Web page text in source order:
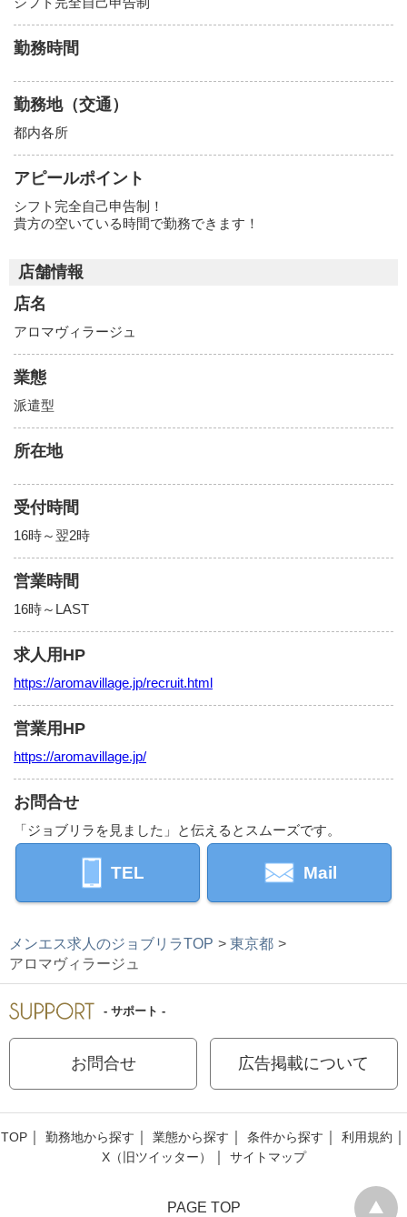
勤務時間
勤務地（交通）
都内各所
アピールポイント
シフト完全自己申告制！
貴方の空いている時間で勤務できます！
店舗情報
店名
アロマヴィラージュ
業態
派遣型
所在地
受付時間
16時～翌2時
営業時間
16時～LAST
求人用HP
https://aromavillage.jp/recruit.html
営業用HP
https://aromavillage.jp/
お問合せ
「ジョブリラを見ました」と伝えるとスムーズです。
TEL Mail
メンエス求人のジョブリラTOP
東京都
アロマヴィラージュ
- サポート -
お問合せ 広告掲載について
TOP 勤務地から探す 業態から探す 条件から探す
利用規約
X（旧ツイッター）
サイトマップ
PAGE TOP